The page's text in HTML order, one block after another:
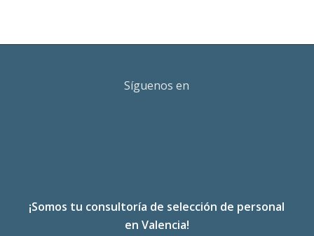
Síguenos en
¡Somos tu consultoría de selección de personal
en Valencia!